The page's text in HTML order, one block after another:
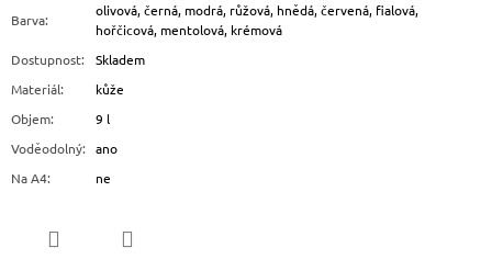
Barva:
olivová, černá, modrá, růžová, hnědá, červená, fialová,
hořčicová, mentolová, krémová
Dostupnost:
Skladem
Materiál:
kůže
Objem:
9 l
Voděodolný:
ano
Na A4: ne